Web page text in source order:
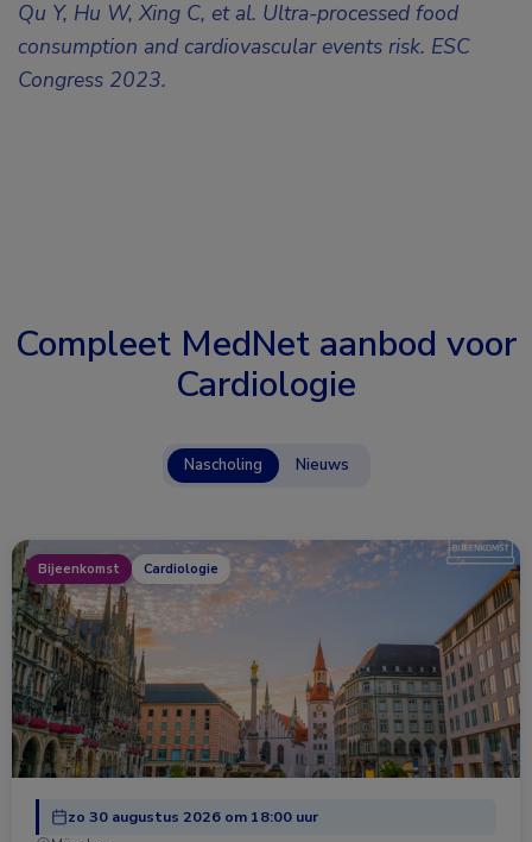
Qu Y, Hu W, Xing C, et al. Ultra-processed food
consumption and cardiovascular events risk. ESC
Congress 2023.
Compleet MedNet aanbod voor
Cardiologie
Nascholing Nieuws
Bijeenkomst Cardiologie
zo 30 augustus 2026 om 18:00 uur